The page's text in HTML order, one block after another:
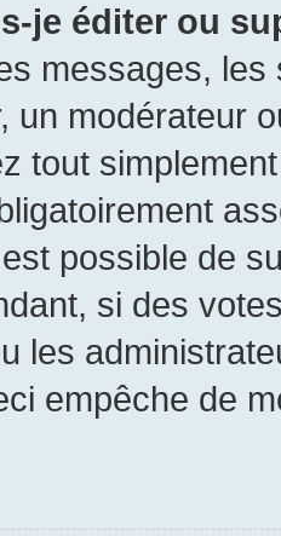
je éditer ou
messages,
un modérateur
tout
possible de
si des
les
empêche de